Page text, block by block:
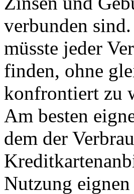
verbunden
müsste jeder
finden, ohne
konfrontiert zu
Am besten
dem der
Nutzung